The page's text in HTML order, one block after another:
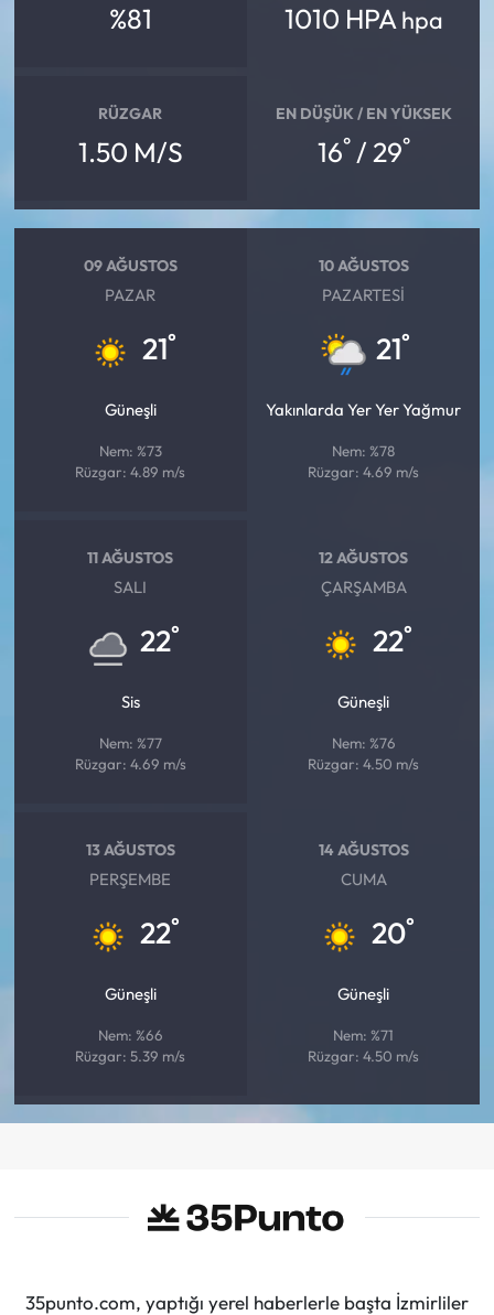
%81 1010 HPA hpa
RÜZGAR
1.50 M/S
EN DÜŞÜK / EN YÜKSEK
16°/ 29°
09 AĞUSTOS
PAZAR
21°
Güneşli
Nem: %73
Rüzgar: 4.89 m/s
10 AĞUSTOS
PAZARTESI
21°
Yakınlarda Yer Yer Yağmur
Nem: %78
Rüzgar: 4.69 m/s
11 AĞUSTOS
SALI
22°
Sis
Nem: %77
Rüzgar: 4.69 m/s
12 AĞUSTOS
ÇARŞAMBA
22°
Güneşli
Nem: %76
Rüzgar: 4.50 m/s
13 AĞUSTOS
PERŞEMBE
22°
Güneşli
Nem: %66
Rüzgar: 5.39 m/s
14 AĞUSTOS
CUMA
20°
Güneşli
Nem: %71
Rüzgar: 4.50 m/s
35punto.com, yaptığı yerel haberlerle başta İzmirliler